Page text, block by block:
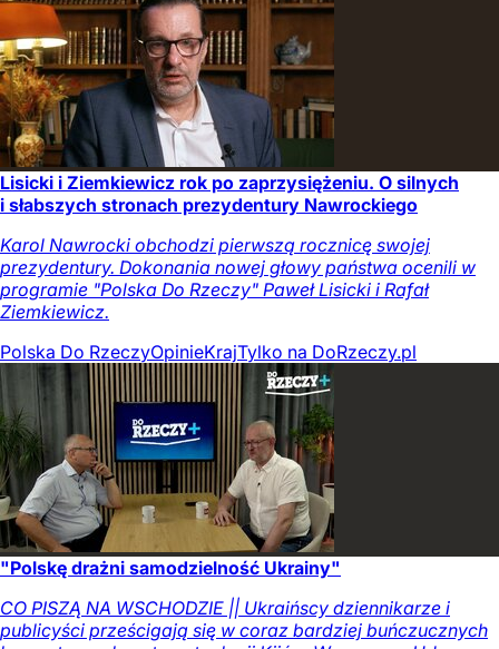
Lisicki i Ziemkiewicz rok po zaprzysiężeniu. O silnych
i słabszych stronach prezydentury Nawrockiego
Karol Nawrocki obchodzi pierwszą rocznicę swojej
prezydentury. Dokonania nowej głowy państwa ocenili w
programie "Polska Do Rzeczy" Paweł Lisicki i Rafał
Ziemkiewicz.
Polska Do RzeczyOpinieKrajTylko na DoRzeczy.pl
"Polskę drażni samodzielność Ukrainy"
CO PISZĄ NA WSCHODZIE || Ukraińscy dziennikarze i
publicyści prześcigają się w coraz bardziej buńczucznych